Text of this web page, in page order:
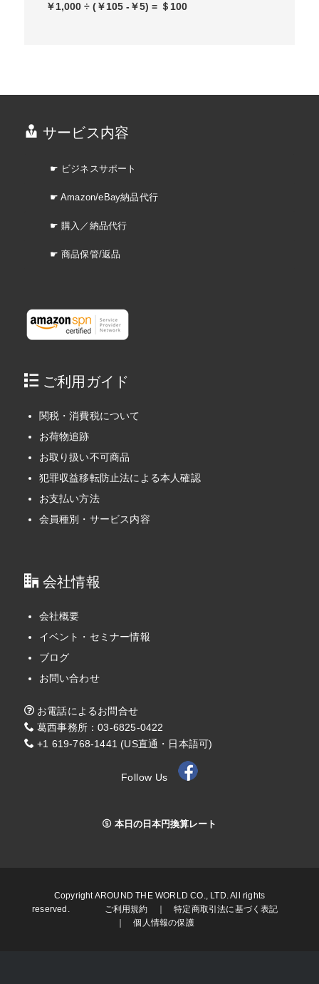
￥1,000 ÷ (￥105 -￥5) = ＄100
サービス内容
☛ ビジネスサポート
☛ Amazon/eBay納品代行
☛ 購入／納品代行
☛ 商品保管/返品
ご利用ガイド
関税・消費税について
お荷物追跡
お取り扱い不可商品
犯罪収益移転防止法による本人確認
お支払い方法
会員種別・サービス内容
会社情報
会社概要
イベント・セミナー情報
ブログ
お問い合わせ
お電話によるお問合せ
葛西事務所：03-6825-0422
+1 619-768-1441 (US直通・日本語可)
Follow Us
本日の日本円換算レート
Copyright AROUND THE WORLD CO., LTD. All rights
reserved. ご利用規約 ｜特定商取引法に基づく表記
｜個人情報の保護